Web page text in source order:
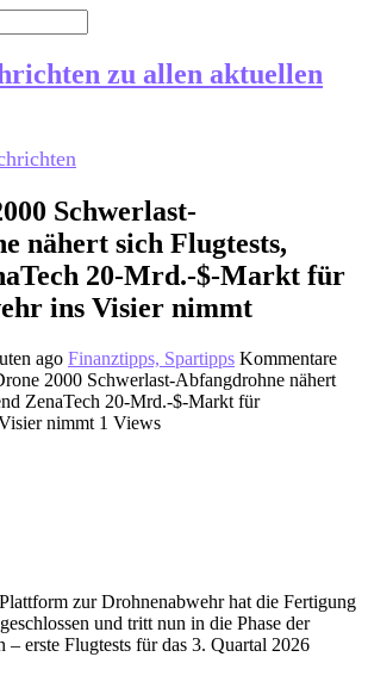
zu allen aktuellen
Schwerlast-
nähert sich Flugtests,
20-Mrd.-$-Markt für
ins Visier nimmt
ago Finanztipps, Spartipps Kommentare
2000 Schwerlast-Abfangdrohne nähert
ZenaTech 20-Mrd.-$-Markt für
nimmt 1 Views
zur Drohnenabwehr hat die Fertigung
und tritt nun in die Phase der
– erste Flugtests für das 3. Quartal 2026